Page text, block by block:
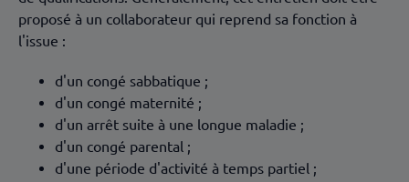
proposé à un collaborateur qui reprend sa fonction à
l'issue :
d'un congé sabbatique ;
d'un congé maternité ;
d'un arrêt suite à une longue maladie ;
d'un congé parental ;
d'une période d'activité à temps partiel ;